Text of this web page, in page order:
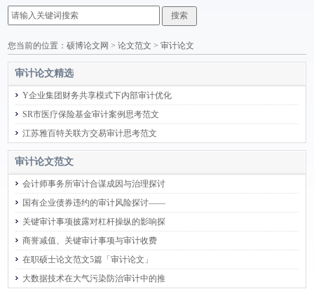
您当前的位置：硕博论文网 >论文范文 >审计论文
审计论文精选
Y企业集团财务共享模式下内部审计优化
SR市医疗保险基金审计案例思考范文
江苏雅百特关联方交易审计思考范文
审计论文范文
会计师事务所审计合谋成因与治理探讨
国有企业债券违约的审计风险探讨——
关键审计事项披露对杠杆操纵的影响探
商誉减值、关键审计事项与审计收费
在职硕士论文范文5篇「审计论文」
大数据技术在大气污染防治审计中的推